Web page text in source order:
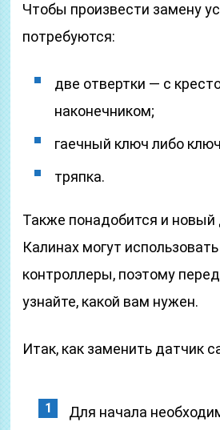
Чтобы произвести замену
потребуются:
две отвертки — с
наконечником;
гаечный ключ либо
тряпка.
Также понадобится и новый
Калинах могут
контроллеры, поэтому
узнайте, какой вам нужен.
Итак, как заменить датчик
Для начала